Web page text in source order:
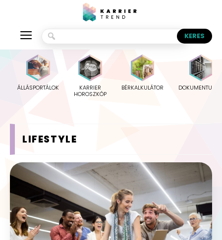
ÁLLÁSPORTÁLOK
KARRIER
HOROSZKÓP
BÉRKALKULÁTOR
LIFESTYLE